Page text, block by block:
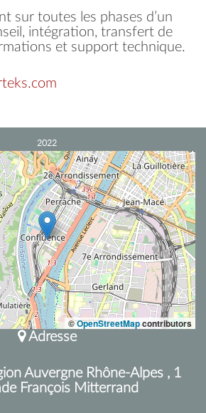
sur toutes les phases d’un
intégration, transfert de
et support technique.
2022
©OpenStreetMapcontributors
Adresse
Auvergne Rhône-Alpes , 1
François Mitterrand